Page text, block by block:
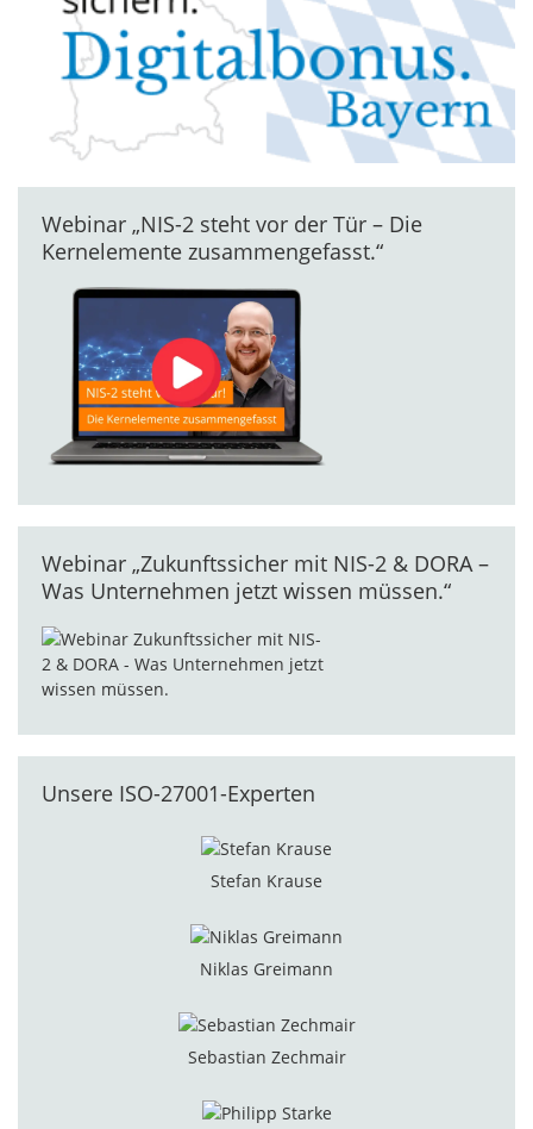
Webinar „NIS-2 steht vor der Tür – Die
Kernelemente zusammengefasst.“
Webinar „Zukunftssicher mit NIS-2 & DORA –
Was Unternehmen jetzt wissen müssen.“
Unsere ISO-27001-Experten
Stefan Krause
Niklas Greimann
Sebastian Zechmair